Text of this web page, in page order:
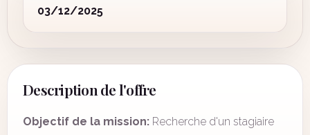
03/12/2025
Description de l'offre
Objectif de la mission: Recherche d'un stagiaire